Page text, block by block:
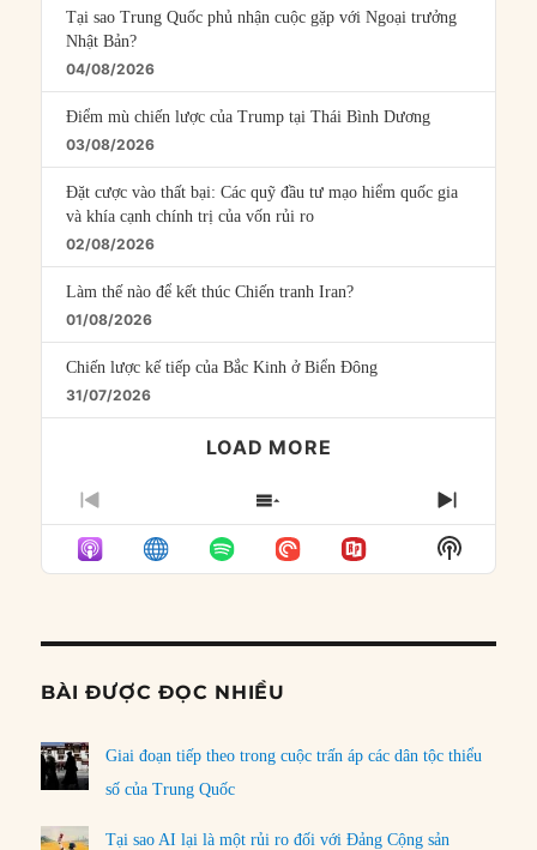
Tại sao Trung Quốc phủ nhận cuộc gặp với Ngoại trưởng
Nhật Bản?
04/08/2026
Điểm mù chiến lược của Trump tại Thái Bình Dương
03/08/2026
Đặt cược vào thất bại: Các quỹ đầu tư mạo hiểm quốc gia
và khía cạnh chính trị của vốn rủi ro
02/08/2026
Làm thế nào để kết thúc Chiến tranh Iran?
01/08/2026
Chiến lược kế tiếp của Bắc Kinh ở Biển Đông
31/07/2026
LOAD MORE
PREVIOUS
EPISODE
SHOW
EPISODES
LIST
NEXT
Show
Podcast
BÀI ĐƯỢC ĐỌC NHIỀU
Giai đoạn tiếp theo trong cuộc trấn áp các dân tộc thiểu
số của Trung Quốc
Tại sao AI lại là một rủi ro đối với Đảng Cộng sản